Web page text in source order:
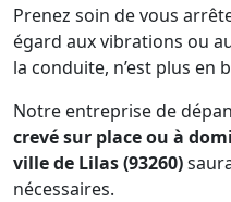
Prenez soin de vous
égard aux vibrations ou
la conduite, n’est plus en
Notre entreprise de
crevé sur place ou à
ville de Lilas (93260)
nécessaires.